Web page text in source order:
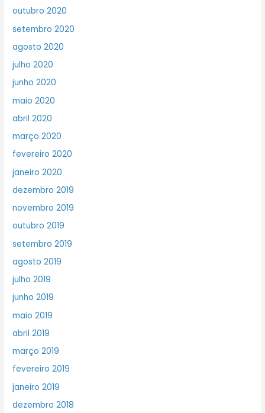
outubro 2020
setembro 2020
agosto 2020
julho 2020
junho 2020
maio 2020
abril 2020
março 2020
fevereiro 2020
janeiro 2020
dezembro 2019
novembro 2019
outubro 2019
setembro 2019
agosto 2019
julho 2019
junho 2019
maio 2019
abril 2019
março 2019
fevereiro 2019
janeiro 2019
dezembro 2018